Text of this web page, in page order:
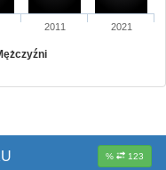
2011 2021
% 123